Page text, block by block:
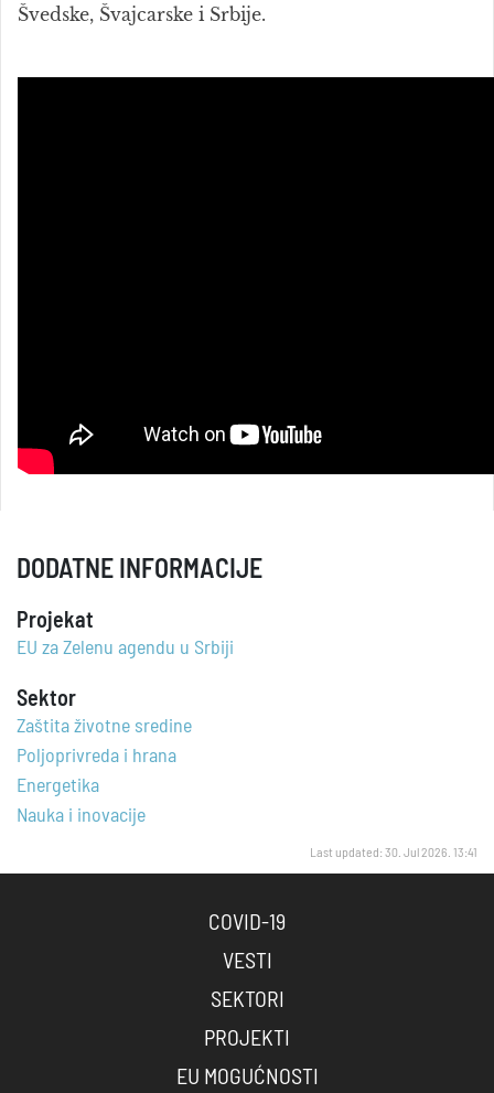
Švedske, Švajcarske i Srbije.
DODATNE INFORMACIJE
Projekat
EU za Zelenu agendu u Srbiji
Sektor
Zaštita životne sredine
Poljoprivreda i hrana
Energetika
Nauka i inovacije
Last updated: 30. Jul 2026. 13:41
COVID-19
VESTI
SEKTORI
PROJEKTI
EU MOGUĆNOSTI